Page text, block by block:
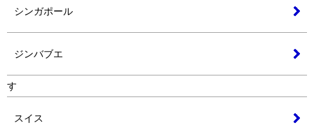
シンガポール
ジンバブエ
す
スイス